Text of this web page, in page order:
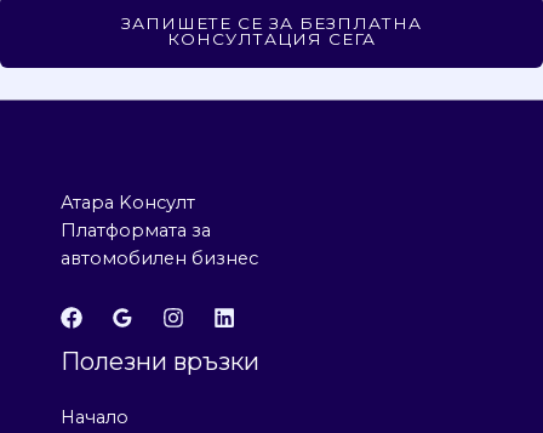
ЗАПИШЕТЕ СЕ ЗА БЕЗПЛАТНА
КОНСУЛТАЦИЯ СЕГА
Атара Kонсулт
Платформата за
автомобилен бизнес
Полезни връзки
Начало